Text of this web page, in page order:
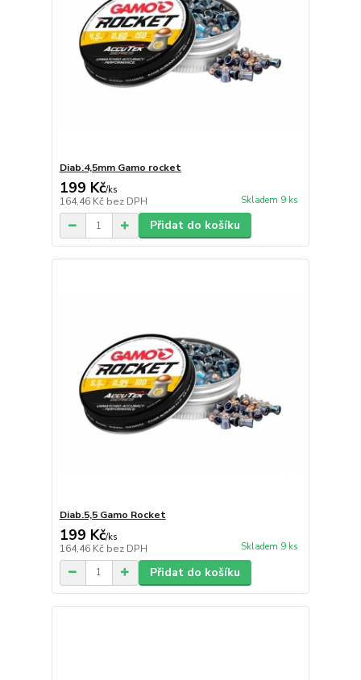
Diab.4,5mm Gamo rocket
199 Kč/ks
164,46 Kč bez DPH Skladem 9 ks
Přidat do košíku
Diab.5,5 Gamo Rocket
199 Kč/ks
164,46 Kč bez DPH Skladem 9 ks
Přidat do košíku